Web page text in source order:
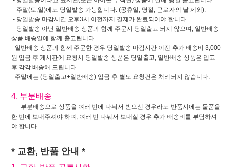
- 주말(토,일)에도 당일발송 가능합니다. (공휴일, 명절, 근로자의 날 제외).
- 당일발송 마감시간 오후3시 이전까지 결제가 완료되어야 합니다.
- 당일발송 아닌 일반배송 상품과 함께 주문시 당일출고 되지 않으며, 일반배송
상품 배송일에 함께 출고됩니다.
- 일반배송 상품과 함께 주문한 경우 당일발송 마감시간 이전 추가 배송비 3,000
원 입금 후 게시판에 요청시 당일발송 상품은 당일출고, 일반배송 상품은 입고
후 각각 배송해 드립니다.
- 주말에는 (당일출고+일반배송) 입금 후 별도 요청건은 처리되지 않습니다.
4. 부분배송
- 부분배송으로 상품을 여러 번에 나눠서 받으신 경우라도 반품시에는 물품을
한 번에 보내주셔야 하며, 여러 번 나눠서 보내실 경우 추가 배송비를 부담하셔
야 합니다.
* 교환, 반품 안내 *